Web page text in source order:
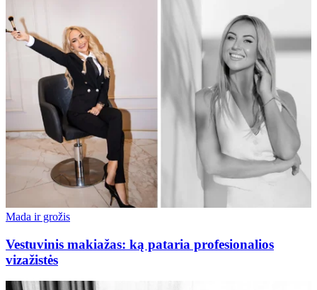
Mada ir grožis
Vestuvinis makiažas: ką pataria profesionalios
vizažistės